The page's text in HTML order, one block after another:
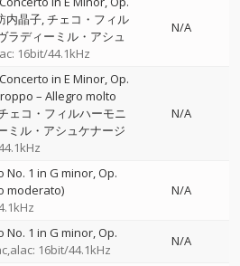
内晶子 チェコ・フィル
ラディーミル・アシュ
16bit/44.1kHz
N/A
in E Minor, Op.
– Allegro molto
ェコ・フィルハーモニ
ミル・アシュケナージ
N/A
No. 1 in G minor, Op.
moderato)
N/A
No. 1 in G minor, Op.
16bit/44.1kHz
N/A